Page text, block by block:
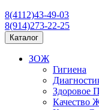
8(4112)43-49-03
8(914)273-22-25
Каталог
ЗОЖ
Гигиена
Здоровое
Качество